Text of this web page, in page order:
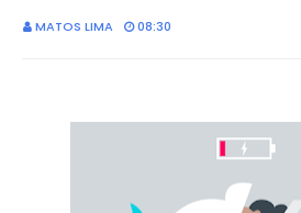
MATOS LIMA 08:30